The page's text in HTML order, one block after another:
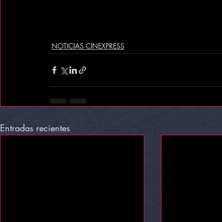
NOTICIAS CINEXPRESS
Entradas recientes